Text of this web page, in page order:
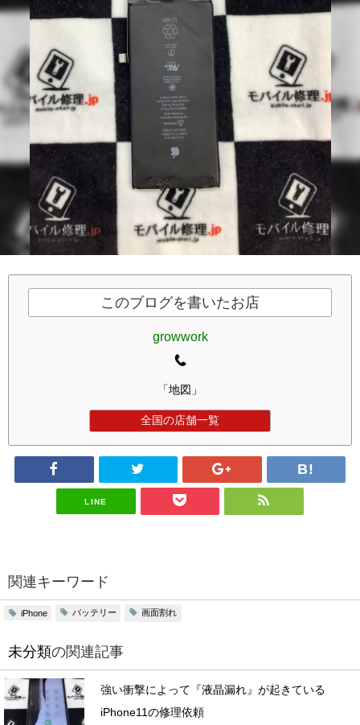
このブログを書いたお店
growwork
「地図」
全国の店舗一覧
LINE
関連キーワード
iPhone バッテリー 画面割れ
未分類の関連記事
強い衝撃によって『液晶漏れ』が起きている
iPhone11の修理依頼